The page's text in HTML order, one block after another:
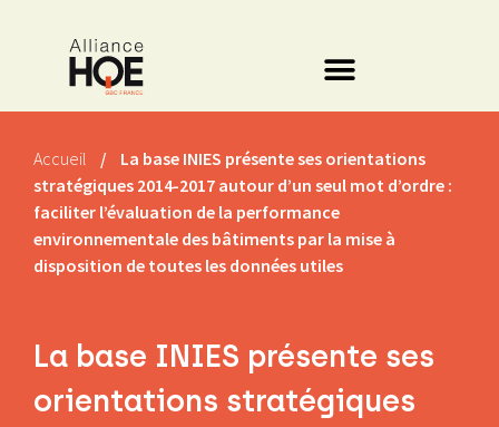
Accueil /
La base INIES présente ses orientations
stratégiques 2014-2017 autour d’un seul mot d’ordre :
faciliter l’évaluation de la performance
environnementale des bâtiments par la mise à
disposition de toutes les données utiles
La base INIES présente ses
orientations stratégiques